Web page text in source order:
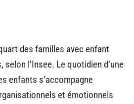
des familles avec enfant
l’Insee. Le quotidien d’une
enfants s’accompagne
et émotionnels